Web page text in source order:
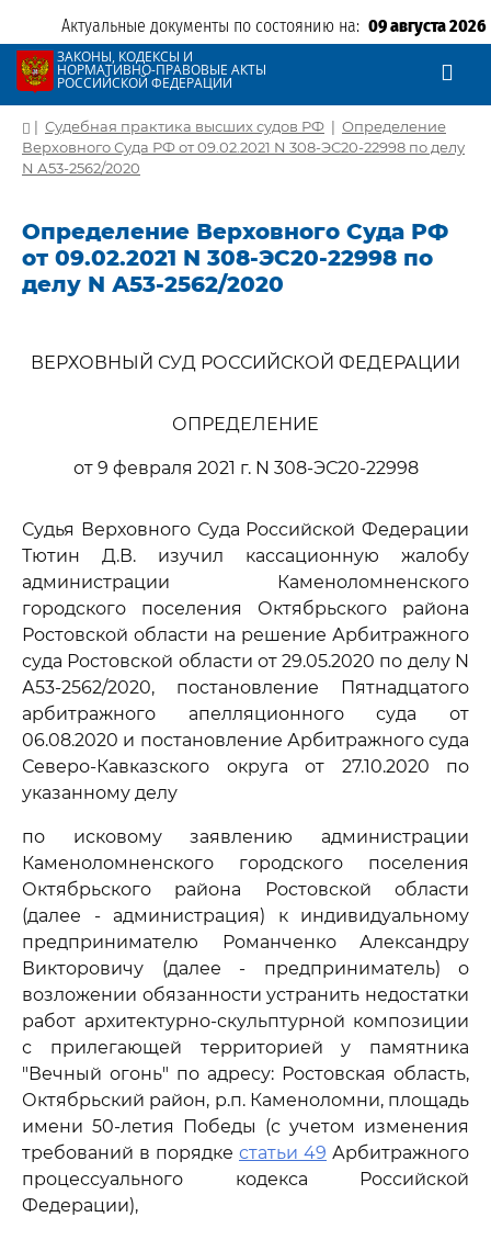
Актуальные документы по состоянию на: 09 августа 2026
ЗАКОНЫ, КОДЕКСЫ И
НОРМАТИВНО-ПРАВОВЫЕ АКТЫ
РОССИЙСКОЙ ФЕДЕРАЦИИ
| Судебная практика высших судов РФ | Определение
Верховного Суда РФ от 09.02.2021 N 308-ЭС20-22998 по делу
N А53-2562/2020
Определение Верховного Суда РФ
от 09.02.2021 N 308-ЭС20-22998 по
делу N А53-2562/2020
ВЕРХОВНЫЙ СУД РОССИЙСКОЙ ФЕДЕРАЦИИ
ОПРЕДЕЛЕНИЕ
от 9 февраля 2021 г. N 308-ЭС20-22998
Судья Верховного Суда Российской Федерации
Тютин Д.В. изучил кассационную жалобу
администрации Каменоломненского
городского поселения Октябрьского района
Ростовской области на решение Арбитражного
суда Ростовской области от 29.05.2020 по делу N
А53-2562/2020, постановление Пятнадцатого
арбитражного апелляционного суда от
06.08.2020 и постановление Арбитражного суда
Северо-Кавказского округа от 27.10.2020 по
указанному делу
по исковому заявлению администрации
Каменоломненского городского поселения
Октябрьского района Ростовской области
(далее - администрация) к индивидуальному
предпринимателю Романченко Александру
Викторовичу (далее - предприниматель) о
возложении обязанности устранить недостатки
работ архитектурно-скульптурной композиции
с прилегающей территорией у памятника
"Вечный огонь" по адресу: Ростовская область,
Октябрьский район, р.п. Каменоломни, площадь
имени 50-летия Победы (с учетом изменения
требований в порядке статьи 49 Арбитражного
процессуального кодекса Российской
Федерации),